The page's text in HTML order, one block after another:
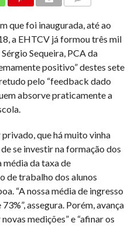
que foi inaugurada, até ao
a EHTCV já formou três mil
Sequeira, PCA da
positivo” destes sete
pelo “feedback dado
absorve praticamente a
que há muito vinha
se investir na formação dos
média da taxa de
de trabalho dos alunos
“A nossa média de ingresso
assegura. Porém, avança
medições” e “afinar os